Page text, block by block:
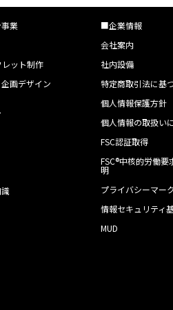
業
ット制作
画デザイン
■企業情報
会社案内
社内設備
特定商取引法に基
個人情報保護方針
個人情報の取扱い
FSC認証取得
FSC®中核的労働
明
プライバシーマー
情報セキュリティ
MUD